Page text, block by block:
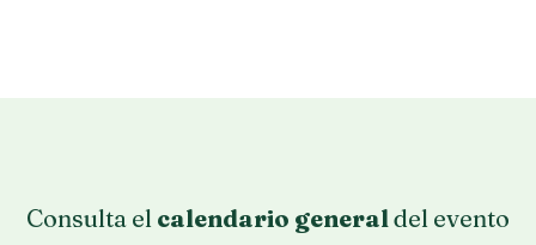
Consulta el calendario general del evento